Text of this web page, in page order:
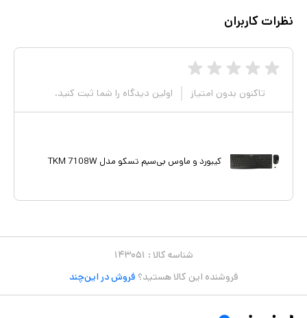
نظرات کاربران
تاکنون بدون امتیاز اولین دیدگاه را شما ثبت کنید.
کیبورد و ماوس بی‌سیم تسکو مدل TKM 7108W
شناسه کالا : ۱۴۳۰۵۱
فروشنده این کالا هستید؟ فروش در این‌چند